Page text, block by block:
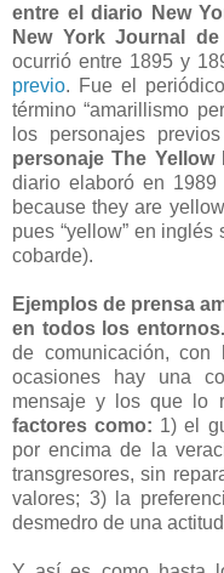
entre el diario New
New York Journal
ocurrió entre 1895 y
previo. Fue el
término “amarillismo
los personajes
personaje The Yellow
diario elaboró en
because they are
pues “yellow” en
cobarde).
Ejemplos de prensa
en todos los entornos.
de comunicación, con
ocasiones hay una
mensaje y los que lo
factores como: 1) el
por encima de la
transgresores, sin
valores; 3) la
desmedro de una